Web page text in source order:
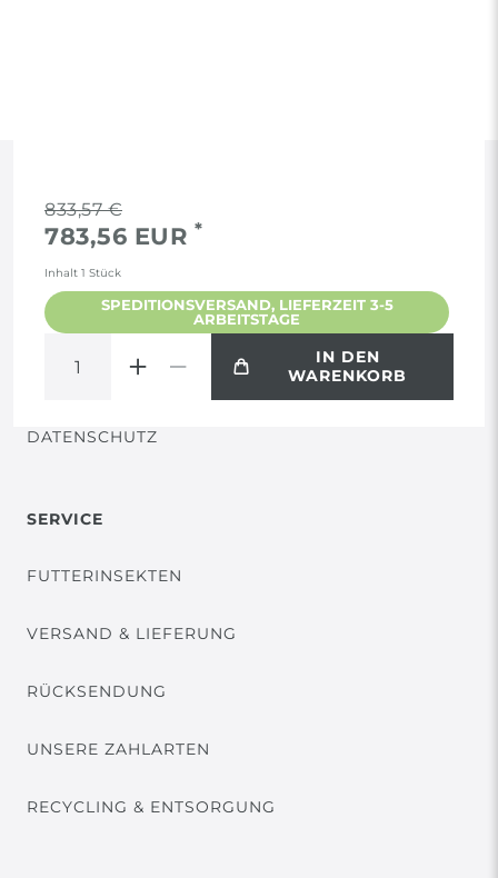
833,57 €
783,56 EUR *
Inhalt 1 Stück
SPEDITIONSVERSAND, LIEFERZEIT 3-5
ARBEITSTAGE
IN DEN
WARENKORB
RECHTLICHES
AGB
WIDERRUF
VERTRAG WIDERRUFEN
DATENSCHUTZ
SERVICE
FUTTERINSEKTEN
VERSAND & LIEFERUNG
RÜCKSENDUNG
UNSERE ZAHLARTEN
RECYCLING & ENTSORGUNG